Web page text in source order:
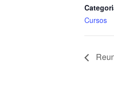
Cursos